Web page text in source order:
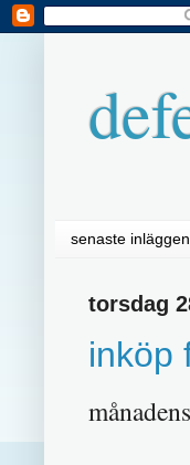
senaste inläggen
torsdag
inköp